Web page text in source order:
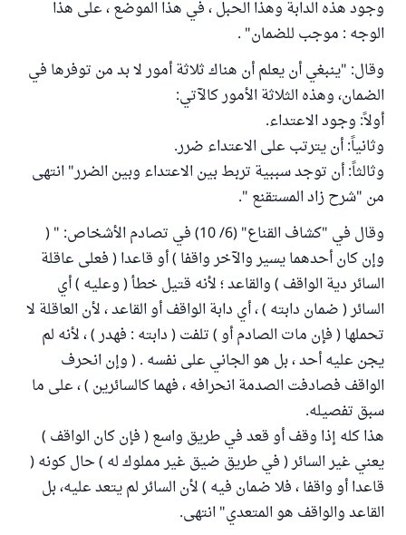
وجود هذه الدابة وهذا الحبل ، في هذا الموضع ، على هذا
الوجه : موجب للضمان" .
وقال: "ينبغي أن يعلم أن هناك ثلاثة أمور لا بد من توفرها في
الضمان، وهذه الثلاثة الأمور كالآتي:
أولاً: وجود الاعتداء.
وثانياً: أن يترتب على الاعتداء ضرر.
وثالثاً: أن توجد سببية تربط بين الاعتداء وبين الضرر" انتهى
من "شرح زاد المستقنع ".
وقال في "كشاف القناع" (6/ 10) في تصادم الأشخاص: " (
وإن كان أحدهما يسير والآخر واقفا ) أو قاعدا ( فعلى عاقلة
السائر دية الواقف ) والقاعد ؛ لأنه قتيل خطأ ( وعليه ) أي
السائر ( ضمان دابته ) ، أي دابة الواقف أو القاعد ، لأن العاقلة لا
تحملها ( فإن مات الصادم أو ) تلفت ( دابته : فهدر ) ، لأنه لم
يجن عليه أحد ، بل هو الجاني على نفسه . ( وإن انحرف
الواقف فصادفت الصدمة انحرافه ، فهما كالسائرين ) ، على ما
سبق تفصيله.
هذا كله إذا وقف أو قعد في طريق واسع ( فإن كان الواقف )
يعني غير السائر ( في طريق ضيق غير مملوك له ) حال كونه (
قاعدا أو واقفا ، فلا ضمان فيه ) لأن السائر لم يتعد عليه، بل
القاعد والواقف هو المتعدي" انتهى.